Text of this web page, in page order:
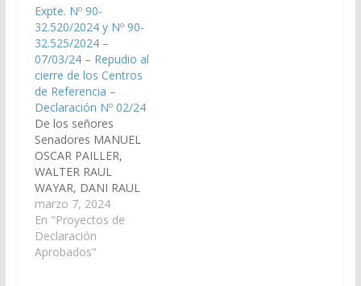
abierta la sesión. 1
IZAMIENTO DE
BANDERAS Sr.
Presidente (Lapad).-
Invito al señor Senador
por…
Expte. Nº 90-
32.520/2024 y Nº 90-
32.525/2024 –
07/03/24 – Repudio al
cierre de los Centros
de Referencia –
Declaración Nº 02/24
De los señores
Senadores MANUEL
OSCAR PAILLER,
WALTER RAUL
WAYAR, DANI RAUL
NOLASCO, ENRIQUE
ANTONIO CORNEJO
SARAVIA, HECTOR
MIGUEL CALABRO, y
marzo 7, 2024
En "Proyectos de
Declaración
Aprobados"